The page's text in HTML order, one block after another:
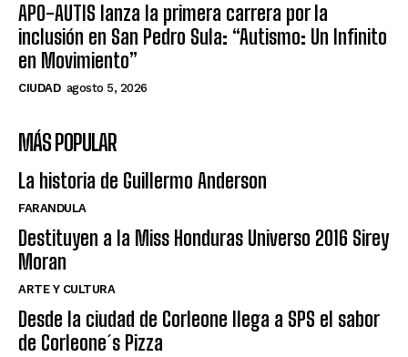
APO-AUTIS lanza la primera carrera por la
inclusión en San Pedro Sula: “Autismo: Un Infinito
en Movimiento”
CIUDAD agosto 5, 2026
MÁS POPULAR
La historia de Guillermo Anderson
FARANDULA
Destituyen a la Miss Honduras Universo 2016 Sirey
Moran
ARTE Y CULTURA
Desde la ciudad de Corleone llega a SPS el sabor
de Corleone´s Pizza